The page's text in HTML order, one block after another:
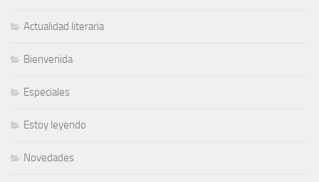
Actualidad literaria
Bienvenida
Especiales
Estoy leyendo
Novedades